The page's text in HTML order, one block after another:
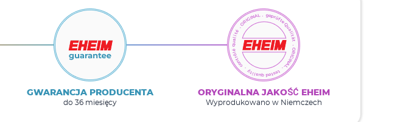
GWARANCJA PRODUCENTA
do 36 miesięcy
ORYGINALNA JAKOŚĆ EHEIM
Wyprodukowano w Niemczech